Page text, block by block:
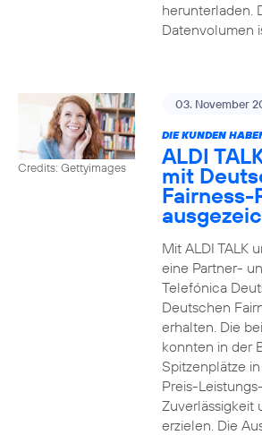
herunterladen.
Datenvolumen
Credits: Gettyimages
03. November
DIE KUNDEN
ALDI
mit
Fairness-
Mit ALDI TALK
eine Partner-
Telefónica
Deutschen
erhalten. Die
konnten in der
Spitzenplätze
Preis-
Zuverlässigkeit
erzielen. Die